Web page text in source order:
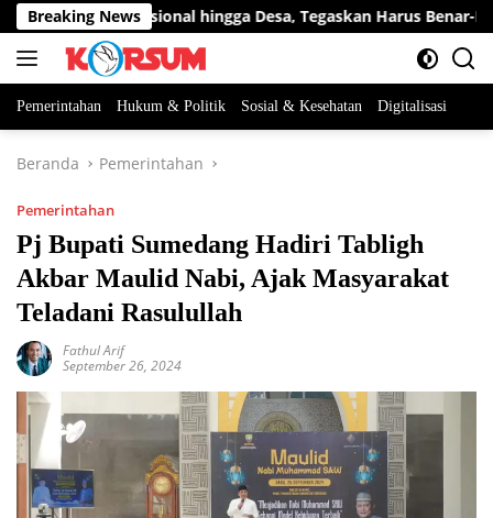
Langsung
ke
konten
Breaking News
Program Nasional hingga Desa, Tegaskan Harus Benar-Benar
Pemerintahan Hukum & Politik Sosial & Kesehatan Digitalisasi
Beranda Pemerintahan
Pemerintahan
Pj Bupati Sumedang Hadiri Tabligh
Akbar Maulid Nabi, Ajak Masyarakat
Teladani Rasulullah
Fathul Arif
September 26, 2024